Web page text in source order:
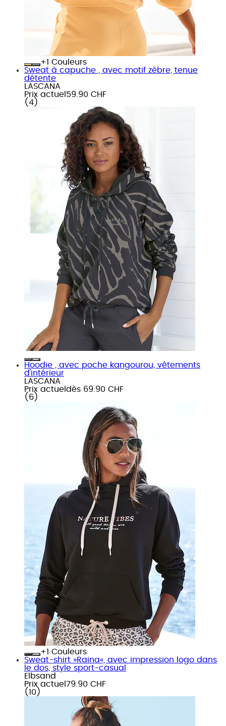
+
Couleurs
Sweat à capuche , avec motif zèbre, tenue
détente
LASCANA
Prix actuel 59.90 CHF
( 4 )
Hoodie , avec poche kangourou, vêtements
d'intérieur
LASCANA
Prix actuel dès 69.90 CHF
( 6 )
+
Couleurs
Sweat-shirt »Raina«, avec impression logo dans
le dos, style sport-casual
Elbsand
Prix actuel 79.90 CHF
( 10 )